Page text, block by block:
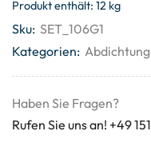
Produkt enthält: 12 kg
Sku: SET_106G1
Kategorien: Abdichtung
Haben Sie Fragen?
Rufen Sie uns an! +49